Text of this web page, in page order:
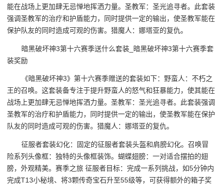
能在战场上更加肆无忌惮地挥洒力量。圣教军：圣光追寻者。此套装
强调圣教军的治疗和护盾能力，同时提供一定的输出，使圣教军能在
保护队友的同时造成可观的伤害。猎魔人：娜塔亚的复仇。
暗黑破坏神3第十六赛季送什么套装_暗黑破坏神3第十六赛季套
装奖励
《暗黑破坏神3》第十六赛季赠送的套装如下：野蛮人：不朽之
王的召唤。这套装备专注于提升野蛮人的怒气和狂暴能力，使其能在
战场上更加肆无忌惮地挥洒力量。圣教军：圣光追寻者。此套装强调
圣教军的治疗和护盾能力，同时提供一定的输出，使圣教军能在保护
队友的同时造成可观的伤害。猎魔人：娜塔亚的复仇。
征服者套装幻化：固定的征服者套装头盔和肩膀幻化。召唤冒
险系列头像框：独特的头像框装饰。蝴蝶翅膀：一对适合摆拍的翅
膀，外观精美。赛季之旅 征服者目标：完成一系列挑战，如5分钟内
完成T13小秘境、将3颗传奇宝石升至55级等，可获得额外的箱子奖